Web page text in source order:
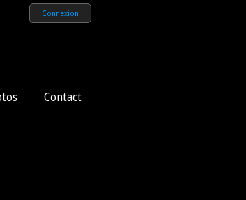
Connexion
Contact